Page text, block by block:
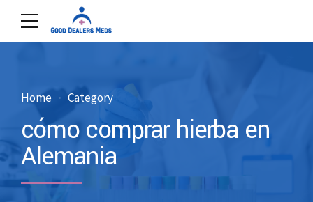
Home Category
cómo comprar hierba en
Alemania